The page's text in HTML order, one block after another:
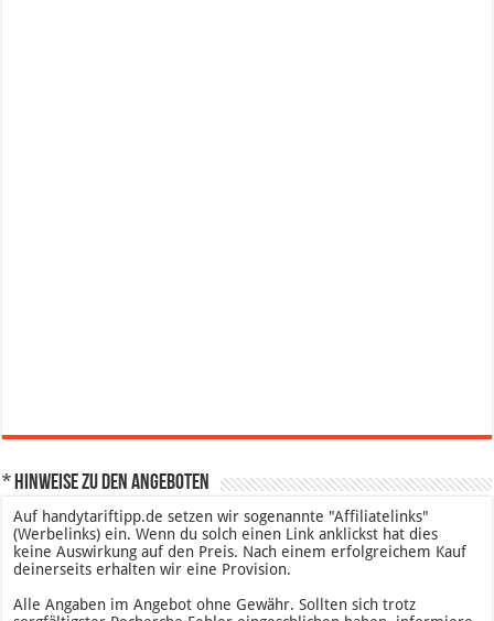
* Hinweise zu den Angeboten
Auf handytariftipp.de setzen wir sogenannte "Affiliatelinks"
(Werbelinks) ein. Wenn du solch einen Link anklickst hat dies
keine Auswirkung auf den Preis. Nach einem erfolgreichem Kauf
deinerseits erhalten wir eine Provision.
Alle Angaben im Angebot ohne Gewähr. Sollten sich trotz